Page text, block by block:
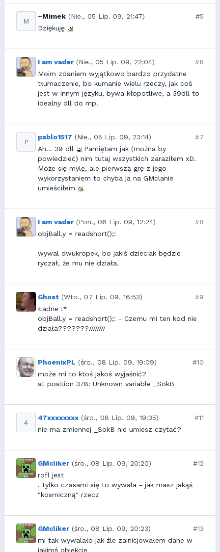
M
~Mimek (Nie., 05 Lip. 09, 21:47)
#5
Dziękuję
I am vader (Nie., 05 Lip. 09, 22:04)
#6
Moim zdaniem wyjątkowo bardzo przydatne
tłumaczenie, bo kumanie wielu rzeczy, jak coś
jest w innym języku, bywa kłopotliwe, a 39dll to
idealny dll do mp.
P
pablo1517 (Nie., 05 Lip. 09, 23:14)
#7
Ah... 39 dll
Pamiętam jak (można by
powiedzieć) nim tutaj wszystkich zaraziłem xD.
Może się mylę, ale pierwszą grę z jego
wykorzystaniem to chyba ja na GMclanie
umieściłem
.
I am vader (Pon., 06 Lip. 09, 12:24)
#8
objBall.y = readshort();:
wywal dwukropek, bo jakiś dzieciak będzie
ryczał, że mu nie działa.
Ghost (Wto., 07 Lip. 09, 16:53)
#9
Ładne :*
objBall.y = readshort();: - Czemu mi ten kod nie
działa???????////////
PhoenixPL (śro., 08 Lip. 09, 19:09)
#10
może mi to ktoś jakoś wyjaśnić?
at position 378: Unknown variable _SokB
4
47xxxxxxxx (śro., 08 Lip. 09, 19:35)
#11
nie ma zmiennej _SokB nie umiesz czytać?
GMcliker (śro., 08 Lip. 09, 20:20)
#12
rofl jest
, tylko czasami się to wywala - jak masz jakąś
"kosmiczną" rzecz
GMcliker (śro., 08 Lip. 09, 20:23)
#13
mi tak wywalało jak źle zainicjowałem dane w
jakimś obiekcie